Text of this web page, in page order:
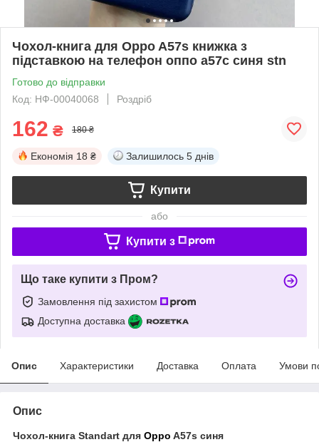
Чохол-книга для Oppo A57s книжка з
підставкою на телефон оппо а57с синя stn
Готово до відправки
Код: НФ-00040068
Роздріб
162 ₴ 180 ₴
Економія 18 ₴ Залишилось 5 днів
Купити
або
Купити з
Що таке купити з Пром?
Замовлення під захистом
Доступна доставка
Опис Характеристики Доставка Оплата Умови
Опис
Чохол-книга Standart для Oppo A57s синя